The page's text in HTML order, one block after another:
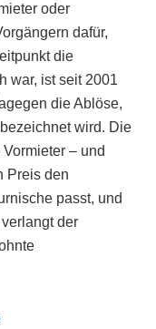
oder
dafür,
die
war, ist seit 2001
die Ablöse,
wird. Die
– und
Preis den
passt, und
der